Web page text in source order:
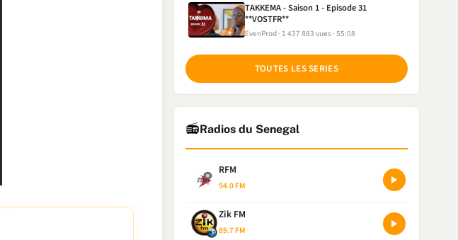
TAKKEMA - Saison 1 - Episode 31
**VOSTFR**
EvenProd 1 437 883 vues 55:08
TOUTES LES SERIES
📻Radios du Senegal
RFM
94.0 FM
Zik FM
89.7 FM